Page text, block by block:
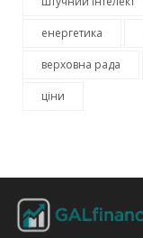
енергетика
верховна рада
ціни